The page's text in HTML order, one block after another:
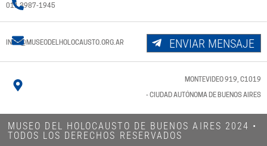
011 3987-1945
INFO@MUSEODELHOLOCAUSTO.ORG.AR ENVIAR MENSAJE
MONTEVIDEO 919, C1019
- CIUDAD AUTÓNOMA DE BUENOS AIRES
MUSEO DEL HOLOCAUSTO DE BUENOS AIRES 2024​ •
TODOS LOS DERECHOS RESERVADOS